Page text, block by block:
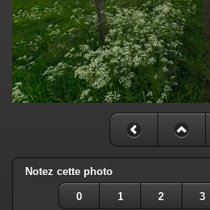
Notez cette photo
0 1 2 3